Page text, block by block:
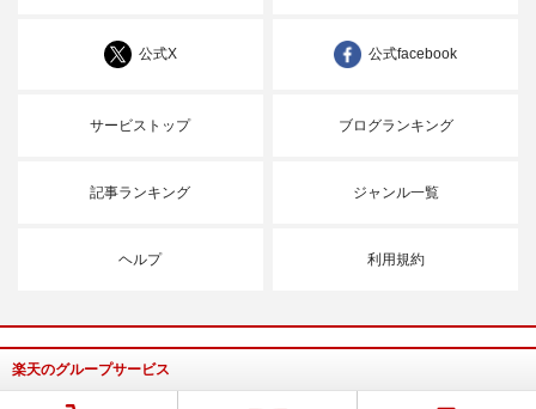
公式X 公式facebook
サービストップ ブログランキング
記事ランキング ジャンル一覧
ヘルプ 利用規約
楽天のグループサービス